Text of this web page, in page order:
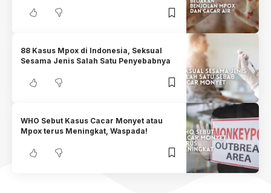
88 Kasus Mpox di Indonesia, Seksual
Sesama Jenis Salah Satu Penyebabnya
WHO Sebut Kasus Cacar Monyet atau
Mpox terus Meningkat, Waspada!